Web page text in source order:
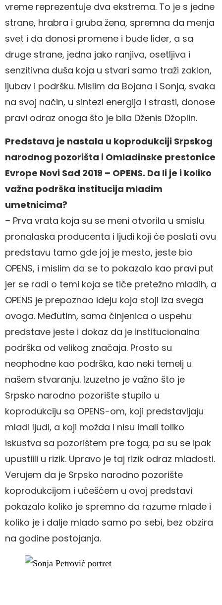
vreme reprezentuje dva ekstrema. To je s jedne
strane, hrabra i gruba žena, spremna da menja
svet i da donosi promene i bude lider, a sa
druge strane, jedna jako ranjiva, osetljiva i
senzitivna duša koja u stvari samo traži zaklon,
ljubav i podršku. Mislim da Bojana i Sonja, svaka
na svoj način, u sintezi energija i strasti, donose
pravi odraz onoga što je bila Dženis Džoplin.
Predstava je nastala u koprodukciji Srpskog
narodnog pozorišta i Omladinske prestonice
Evrope Novi Sad 2019 – OPENS. Da li je i koliko
važna podrška institucija mladim
umetnicima?
– Prva vrata koja su se meni otvorila u smislu
pronalaska producenta i ljudi koji će poslati ovu
predstavu tamo gde joj je mesto, jeste bio
OPENS, i mislim da se to pokazalo kao pravi put
jer se radi o temi koja se tiče pretežno mladih, a
OPENS je prepoznao ideju koja stoji iza svega
ovoga. Međutim, sama činjenica o uspehu
predstave jeste i dokaz da je institucionalna
podrška od velikog značaja. Prosto su
neophodne kao podrška, kao neki temelj u
našem stvaranju. Izuzetno je važno što je
Srpsko narodno pozorište stupilo u
koprodukciju sa OPENS-om, koji predstavljaju
mladi ljudi, a koji možda i nisu imali toliko
iskustva sa pozorištem pre toga, pa su se ipak
upustiili u rizik. Upravo je taj rizik odraz mladosti.
Verujem da je Srpsko narodno pozorište
koprodukcijom i učešćem u ovoj predstavi
pokazalo koliko je spremno da razume mlade i
koliko je i dalje mlado samo po sebi, bez obzira
na godine postojanja.